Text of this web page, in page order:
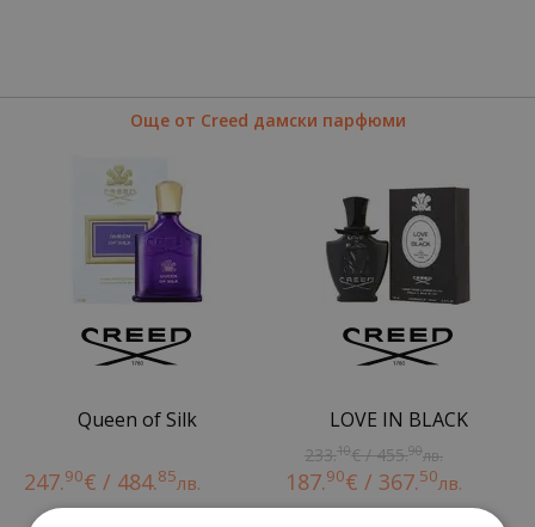
Още от Creed дамски парфюми
Queen of Silk
247.90€ / 484.85лв.
LOVE IN BLACK
233.10€ / 455.90лв.
187.90€ / 367.50лв.